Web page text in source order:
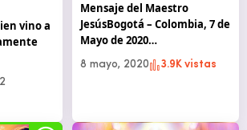
vino a
Mensaje del Maestro
JesúsBogotá – Colombia, 7 de
Mayo de 2020…
8 mayo, 2020 3.9K vistas